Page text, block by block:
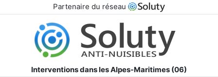
Partenaire du réseau
Interventions dans les Alpes-Maritimes (06)